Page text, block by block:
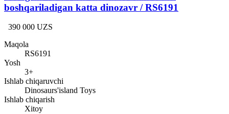
boshqariladigan katta dinozavr / RS6191
390 000 UZS
Maqola
RS6191
Yosh
3+
Ishlab chiqaruvchi
Dinosaurs'island Toys
Ishlab chiqarish
Xitoy